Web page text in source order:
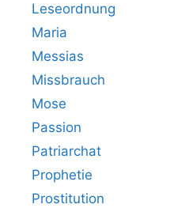
Leseordnung
Maria
Messias
Missbrauch
Mose
Passion
Patriarchat
Prophetie
Prostitution